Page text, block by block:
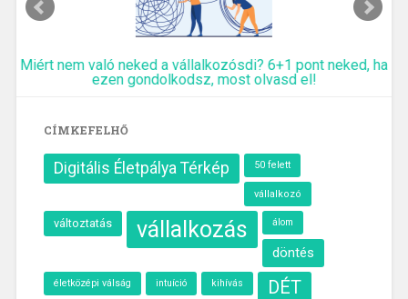
neked, ha
10 kreatív módszer újévi kezdéshez, ha
munkaváltáson töröd a fejed
CÍMKEFELHŐ
Digitális Életpálya Térkép 50 felett
vállalkozó
változtatás vállalkozás álom
döntés
életközépi válság intuíció kihívás DÉT